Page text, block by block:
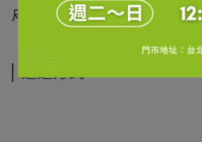
尺寸(UK): 8.5號
運送方式